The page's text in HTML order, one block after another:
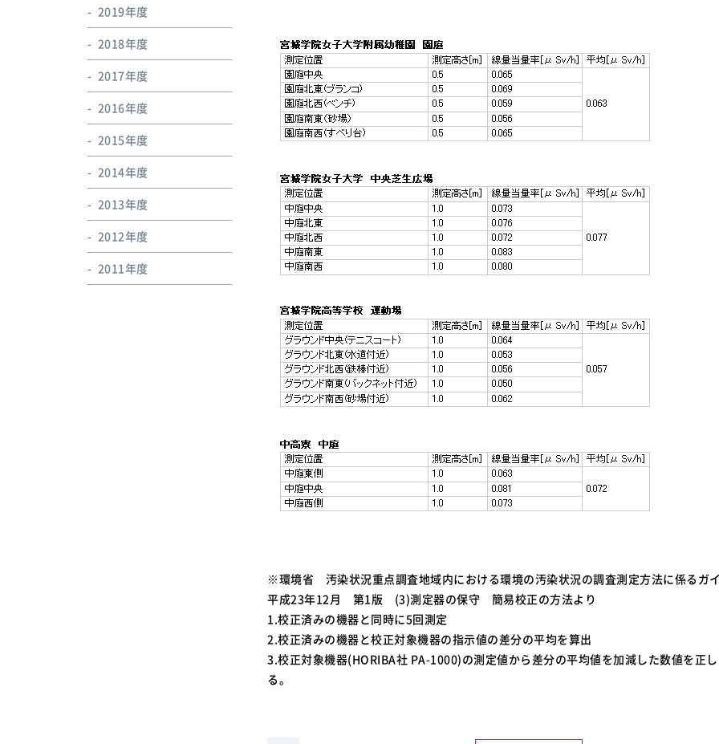
※環境省 汚染状況重点調査地域内における環境の汚染状況の調査測定方法に係るガ
平成23年12月 第1版 (3)測定器の保守 簡易校正の方法より
1.校正済みの機器と同時に5回測定
2.校正済みの機器と校正対象機器の指示値の差分の平均を算出
3.校正対象機器(HORIBA社 PA-1000)の測定値から差分の平均値を加減した数値を正
る。
2019年度
2018年度
2017年度
2016年度
2015年度
2014年度
2013年度
2012年度
2011年度